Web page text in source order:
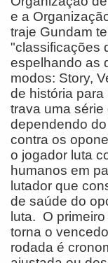
e a
traje Gundam
"classificações
espelhando as
modos: Story,
de história
trava uma série
dependendo
contra os
o jogador luta
humanos em
lutador que
de saúde do
luta. O
torna o
rodada é